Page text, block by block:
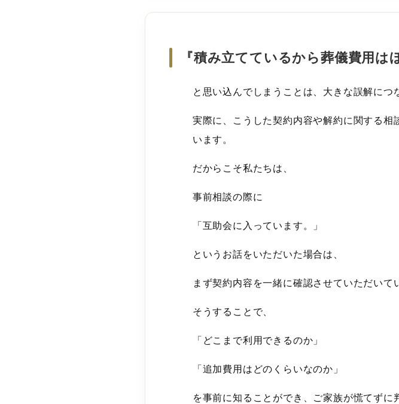
『積み立てているから葬儀費用は
と思い込んでしまうことは、大きな誤解につ
実際に、こうした契約内容や解約に関する
います。
だからこそ私たちは、
事前相談の際に
「互助会に入っています。」
というお話をいただいた場合は、
まず契約内容を一緒に確認させていただいて
そうすることで、
「どこまで利用できるのか」
「追加費用はどのくらいなのか」
を事前に知ることができ、ご家族が慌てずに